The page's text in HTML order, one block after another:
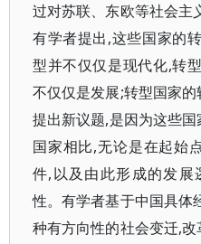
过对苏联、东欧等社会主
有学者提出,这些国家的
型并不仅仅是现代化,转
不仅仅是发展;转型国家
提出新议题,是因为这些
国家相比,无论是在起始
件,以及由此形成的发
性。有学者基于中国具体
种有方向性的社会变迁,